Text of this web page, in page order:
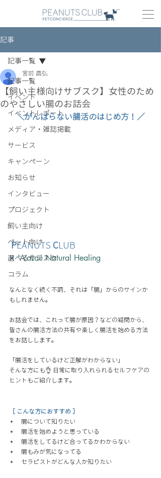
記事
記事一覧
イベント
イベントレポート
メディア・雑誌掲載
サービス
キャンペーン
お知らせ
インタビュー
プロジェクト
飼い主向け
ペット向け
選べるサブスク
コラム
記事一覧
【飼い主様向けサブスク】女性のため
のやさしい腸のお話会
宮前 昌弘
＼がんばらない腸活のはじめ方！ ／
PEANUTS CLUB
× ’A’aLau Natural Healing
なんとなく続く不調、それは「腸」からのサインか
もしれません。
お話会では、これって腸が原因？などの疑問から、
皆さんの腸活方法の共有や楽しく腸活を始める方法
をお話しします。
「腸活をしているけど正解がわからない」
そんな方にも👌 日常に取り入れられるセルフケアの
ヒントもご紹介します。
［ こんな方におすすめ ］
腸について知りたい
腸活を始めようと思っている
腸活をしてるけど合ってるかわからない
腸もみが気になってる
セラピストがどんな人か知りたい